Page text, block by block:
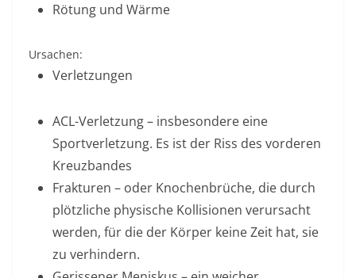
Rötung und Wärme
Ursachen:
Verletzungen
ACL-Verletzung – insbesondere eine
Sportverletzung. Es ist der Riss des vorderen
Kreuzbandes
Frakturen – oder Knochenbrüche, die durch
plötzliche physische Kollisionen verursacht
werden, für die der Körper keine Zeit hat, sie
zu verhindern.